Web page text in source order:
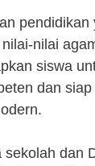
nilai
siswa
dan
sekolah dan